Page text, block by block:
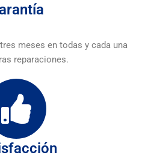
meses en todas y cada una
reparaciones.